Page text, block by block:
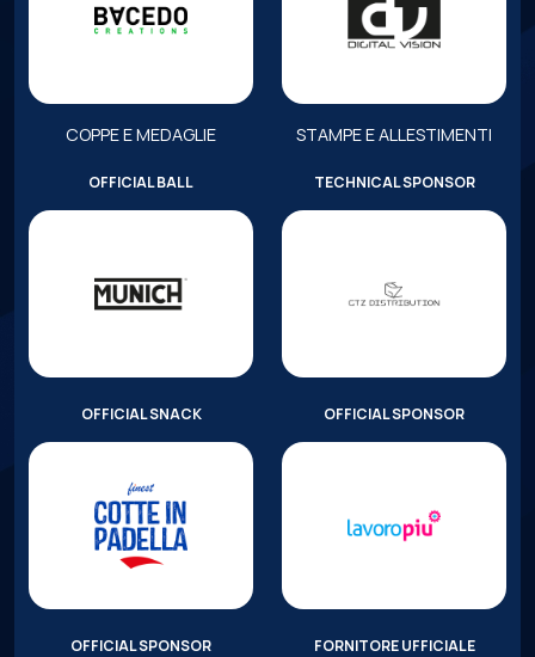
COPPE E MEDAGLIE STAMPE E ALLESTIMENTI
OFFICIAL BALL TECHNICAL SPONSOR
OFFICIAL SNACK OFFICIAL SPONSOR
OFFICIAL SPONSOR FORNITORE UFFICIALE